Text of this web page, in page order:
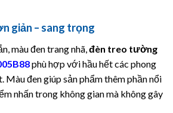
giản – sang trọng
màu đen trang nhã,đèn treo tường
phù hợp với hầu hết các phong
Màu đen giúp sản phẩm thêm phần nổi
nhấn trong không gian mà không gây